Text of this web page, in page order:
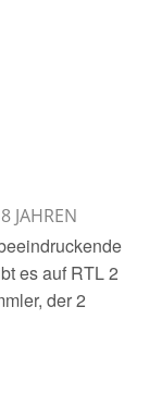
JAHREN
es auf RTL 2
der 2